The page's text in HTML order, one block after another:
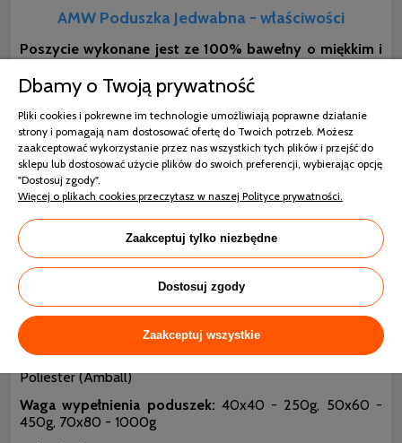
AMW Poduszka Jedwabna - właściwości
Poszycie wykonane jest ze 100% bawełny o miękkim i
bawełniana – batyst zapewnia dodatkowe wrażenia
estetyczne.
Poduszka jedwabna
wyjątkowawygodaale także spokojny i komfortowy sen,
który z pewnością wpływa na dobre samopoczucie i nasze
zdrowie. Stylowy produkt z pewnością będzie się pięknie i
luksusowo prezentował jako dodatek dekoracyjny każdej
sypialni.Wyrób posiada
certyfikat gwarancji najlepszej jakości produktów
tekstylnych i włókienniczych.Przeprowadzone badania
w laboratoriach potwierdzają brak szkodliwych substancji,
które mają niekorzystny wpływ na zdrowie człowieka.
Artykuły pościelowe są wolne od formaldehydów,
pestycydów czy substancji, które mogą być przyczyną
wywoływania alergii.
Poszycie:
100% bawełna percal
Podbicie:100% dziki jedwab,Wypełnienie:100 %
Poliester (Amball)
Waga wypełnienia poduszek: 40x40 - 250g, 50x60 -
450g, 70x80 - 1000g
Dbamy o Twoją prywatność
Pliki cookies i pokrewne im technologie umożliwiają poprawne działanie
strony i pomagają nam dostosować ofertę do Twoich potrzeb. Możesz
zaakceptować wykorzystanie przez nas wszystkich tych plików i przejść do
sklepu lub dostosować użycie plików do swoich preferencji, wybierając opcję
"Dostosuj zgody".
Więcej o plikach cookies przeczytasz w naszej Polityce prywatności.
Zaakceptuj tylko niezbędne
Dostosuj zgody
Zaakceptuj wszystkie